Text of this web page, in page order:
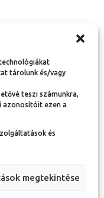
tárolunk és/vagy
teszi számunkra,
azonosítóit ezen a
és
megtekintése